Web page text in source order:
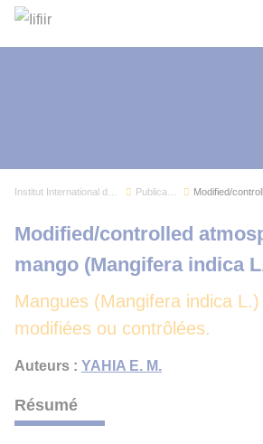
Mangues (Mangifera indica
modifiées ou contrôlées.
Modified/controlled
mango (Mangifera indica
Auteurs : YAHIA E. M.
Résumé